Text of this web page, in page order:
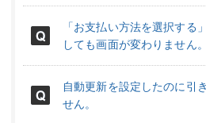
「お支払い方法を選択する
しても画面が変わりません。
自動更新を設定したのに引
せん。